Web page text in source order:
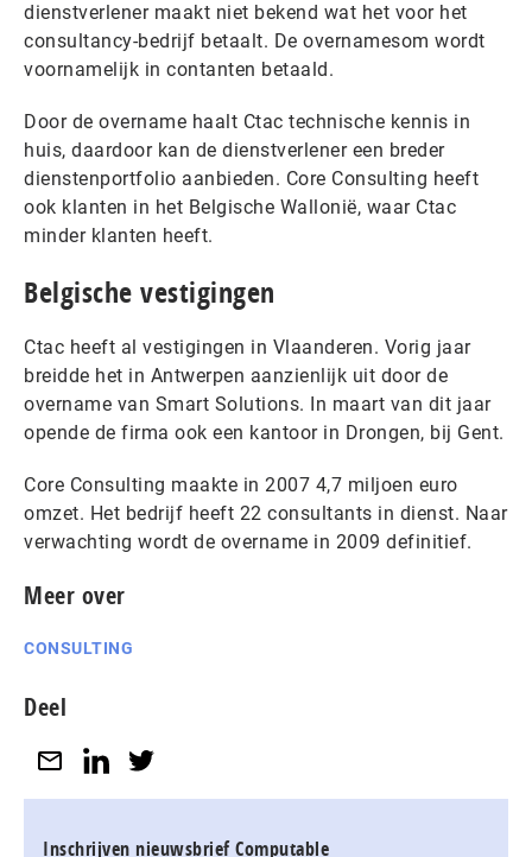
dienstverlener maakt niet bekend wat het voor het
consultancy-bedrijf betaalt. De overnamesom wordt
voornamelijk in contanten betaald.
Door de overname haalt Ctac technische kennis in
huis, daardoor kan de dienstverlener een breder
dienstenportfolio aanbieden. Core Consulting heeft
ook klanten in het Belgische Wallonië, waar Ctac
minder klanten heeft.
Belgische vestigingen
Ctac heeft al vestigingen in Vlaanderen. Vorig jaar
breidde het in Antwerpen aanzienlijk uit door de
overname van Smart Solutions. In maart van dit jaar
opende de firma ook een kantoor in Drongen, bij Gent.
Core Consulting maakte in 2007 4,7 miljoen euro
omzet. Het bedrijf heeft 22 consultants in dienst. Naar
verwachting wordt de overname in 2009 definitief.
Meer over
CONSULTING
Deel
Inschrijven nieuwsbrief Computable